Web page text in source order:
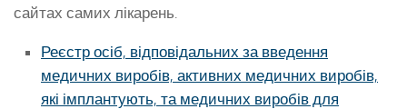
сайтах самих лікарень.
Реєстр осіб, відповідальних за введення
медичних виробів, активних медичних виробів,
які імплантують, та медичних виробів для